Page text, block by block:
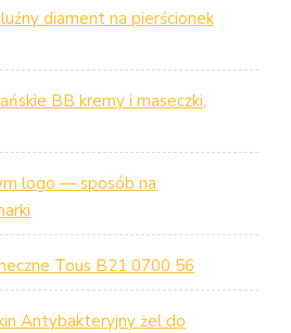
diament na pierścionek
BB kremy i maseczki,
logo — sposób na
Tous B21 0700 56
Antybakteryjny żel do